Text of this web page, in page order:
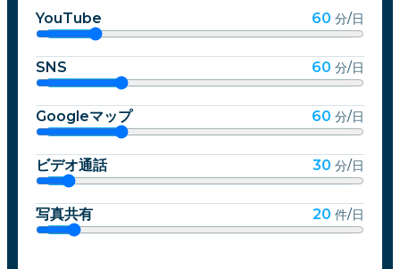
YouTube 60 分/日
SNS 60 分/日
Googleマップ 60 分/日
ビデオ通話 30 分/日
写真共有 20 件/日